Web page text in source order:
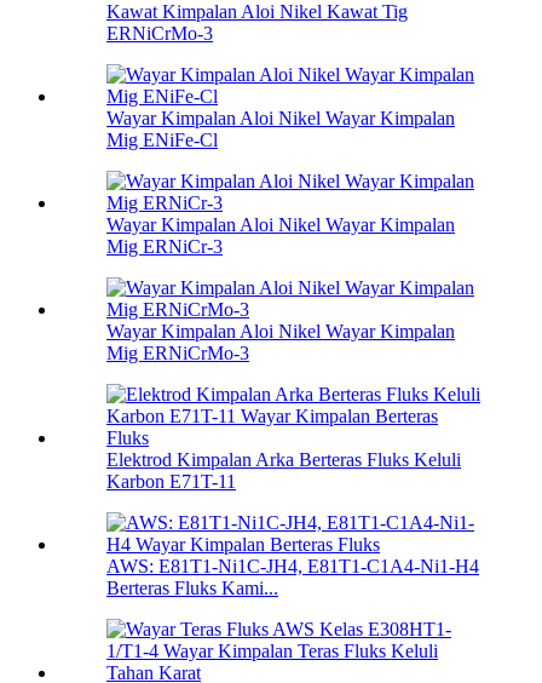
Kawat Kimpalan Aloi Nikel Kawat Tig
ERNiCrMo-3
Wayar Kimpalan Aloi Nikel Wayar Kimpalan
Mig ENiFe-Cl
Wayar Kimpalan Aloi Nikel Wayar Kimpalan
Mig ERNiCr-3
Wayar Kimpalan Aloi Nikel Wayar Kimpalan
Mig ERNiCrMo-3
Elektrod Kimpalan Arka Berteras Fluks Keluli
Karbon E71T-11
AWS: E81T1-Ni1C-JH4, E81T1-C1A4-Ni1-H4
Berteras Fluks Kami...